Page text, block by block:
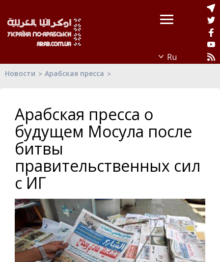
Новости Арабская пресса
Арабская пресса о
будущем Мосула после
битвы
правительственных сил
с ИГ